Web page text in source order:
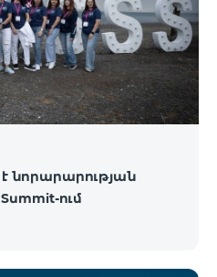
նորարարության
ում